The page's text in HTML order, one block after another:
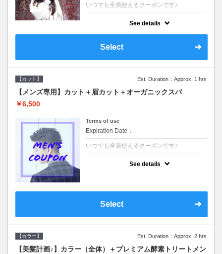
いつでも全員使えるクーポンです♪
ら修復し美髪へと導く最新4stepトリートメ
ント☆内側からしっかり修復したい方に♪
See details
Select
【カット】 Est. Duration：Approx. 1 hrs
【メンズ専用】カット＋眉カット＋オーガニックスパ
￥6,500
Terms of use
Expiration Date：
いつでも全員使えるクーポンです♪
気軽なスパです☆
See details
Select
【カラー】 Est. Duration：Approx. 2 hrs
【美髪計画♪】カラー（全体）＋プレミアム酵素トリートメン